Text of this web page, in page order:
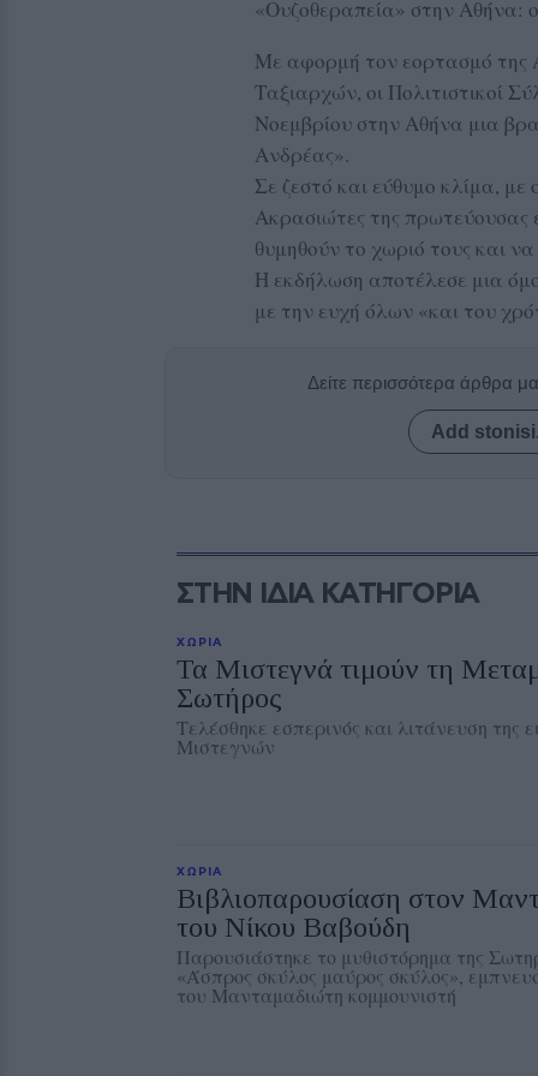
«Ουζοθεραπεία» στην Αθήνα:
Με αφορμή τον εορτασμό της
Ταξιαρχών, οι Πολιτιστικοί
Νοεμβρίου στην Αθήνα μια
Ανδρέας».
Σε ζεστό και εύθυμο κλίμα, με
Ακρασιώτες της πρωτεύουσας
θυμηθούν το χωριό τους και
Η εκδήλωση αποτέλεσε μια
με την ευχή όλων «και του
Δείτε περισσότερα άρθρα
Add
ΣΤΗΝ ΙΔΙΑ ΚΑΤΗΓΟΡΙΑ
ΧΩΡΙΑ
Τα Μιστεγνά τιμούν τη
Σωτήρος
Τελέσθηκε εσπερινός και λιτάνευση της
Μιστεγνών
ΧΩΡΙΑ
Βιβλιοπαρουσίαση στον
του Νίκου Βαβούδη
Παρουσιάστηκε το μυθιστόρημα της
«Άσπρος σκύλος μαύρος σκύλος»,
του Μανταμαδιώτη κομμουνιστή